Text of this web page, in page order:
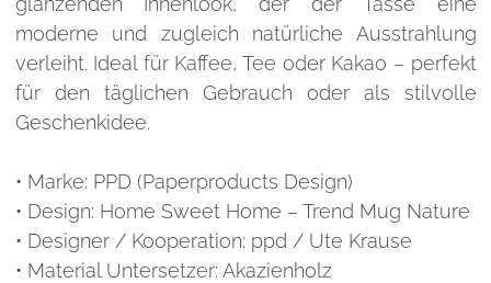
moderne und zugleich natürliche Ausstrahlung
verleiht. Ideal für Kaffee, Tee oder Kakao – perfekt
für den täglichen Gebrauch oder als stilvolle
Geschenkidee.
• Marke: PPD (Paperproducts Design)
• Design: Home Sweet Home – Trend Mug Nature
• Designer / Kooperation: ppd / Ute Krause
• Material Untersetzer: Akazienholz